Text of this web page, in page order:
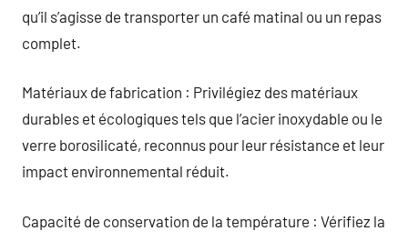
qu’il s’agisse de transporter un café matinal ou un repas
complet.
Matériaux de fabrication : Privilégiez des matériaux
durables et écologiques tels que l’acier inoxydable ou le
verre borosilicaté, reconnus pour leur résistance et leur
impact environnemental réduit.
Capacité de conservation de la température : Vérifiez la